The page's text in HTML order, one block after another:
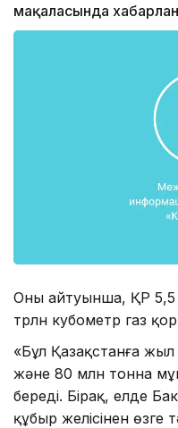
мақаласында
Оның айтуынша, ҚР
трлн кубометр газ
«Бұл Қазақстанға
және 80 млн тонна
береді. Бірақ, елде
құбыр желісінен өзге